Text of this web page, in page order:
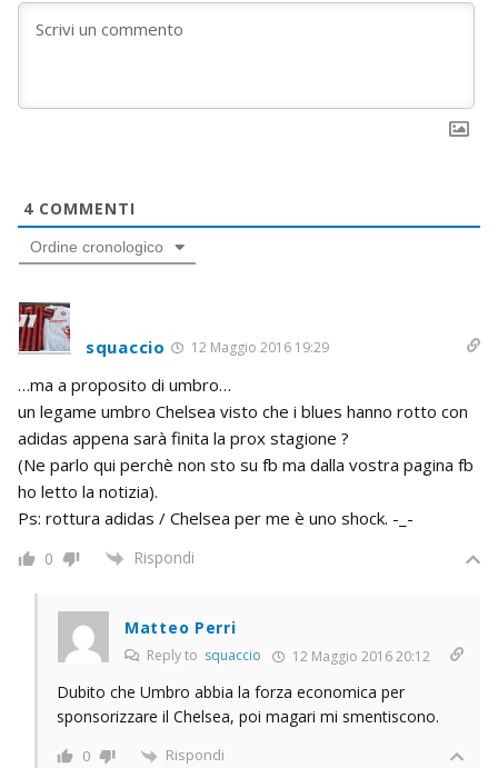
4 COMMENTI
Ordine cronologico
squaccio 12 Maggio 2016 19:29
…ma a proposito di umbro…
un legame umbro Chelsea visto che i blues hanno rotto con
adidas appena sarà finita la prox stagione ?
(Ne parlo qui perchè non sto su fb ma dalla vostra pagina fb
ho letto la notizia).
Ps: rottura adidas / Chelsea per me è uno shock. -_-
0 Rispondi
Matteo Perri
Reply to squaccio 12 Maggio 2016 20:12
Dubito che Umbro abbia la forza economica per
sponsorizzare il Chelsea, poi magari mi smentiscono.
0 Rispondi